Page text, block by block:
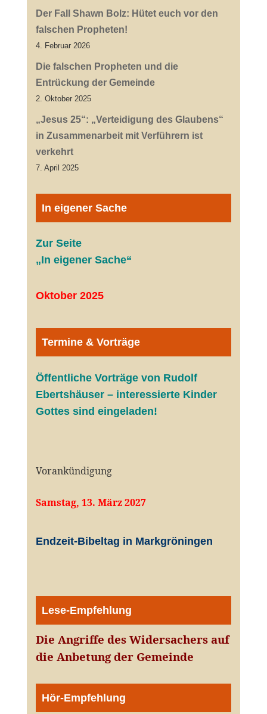
Der Fall Shawn Bolz: Hütet euch vor den
falschen Propheten!
4. Februar 2026
Die falschen Propheten und die
Entrückung der Gemeinde
2. Oktober 2025
„Jesus 25“: „Verteidigung des Glaubens“
in Zusammenarbeit mit Verführern ist
verkehrt
7. April 2025
In eigener Sache
Zur Seite
„In eigener Sache“
Oktober 2025
Termine & Vorträge
Öffentliche Vorträge von Rudolf
Ebertshäuser – interessierte Kinder
Gottes sind eingeladen!
Vorankündigung
Samstag, 13. März 2027
Endzeit-Bibeltag in Markgröningen
Lese-Empfehlung
Die Angriffe des Widersachers auf
die Anbetung der Gemeinde
Hör-Empfehlung